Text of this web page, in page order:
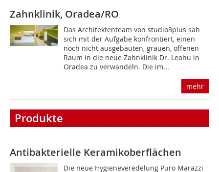
Zahnklinik, Oradea/RO
Das Architektenteam von studio3plus sah
sich mit der Aufgabe konfrontiert, einen
noch nicht ausgebauten, grauen, offenen
Raum in die neue Zahnklinik Dr. Leahu in
Oradea zu verwandeln. Die im...
mehr
Produkte
Antibakterielle Keramikoberflächen
Die neue Hygieneveredelung Puro Marazzi